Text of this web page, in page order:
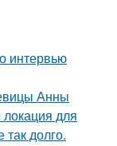
интервью
Анны
для
долго.